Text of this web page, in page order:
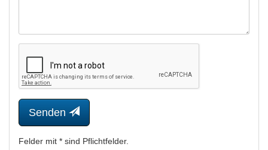
Senden
Felder mit * sind Pflichtfelder.